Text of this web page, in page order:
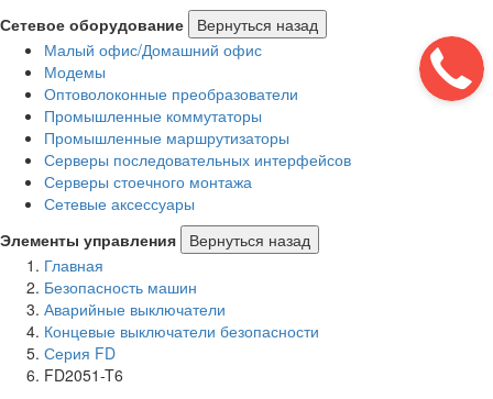
Сетевое оборудование
Вернуться назад
Малый офис/Домашний офис
Модемы
Оптоволоконные преобразователи
Промышленные коммутаторы
Промышленные маршрутизаторы
Серверы последовательных интерфейсов
Серверы стоечного монтажа
Сетевые аксессуары
Элементы управления
Вернуться назад
Главная
Безопасность машин
Аварийные выключатели
Концевые выключатели безопасности
Серия FD
FD2051-T6